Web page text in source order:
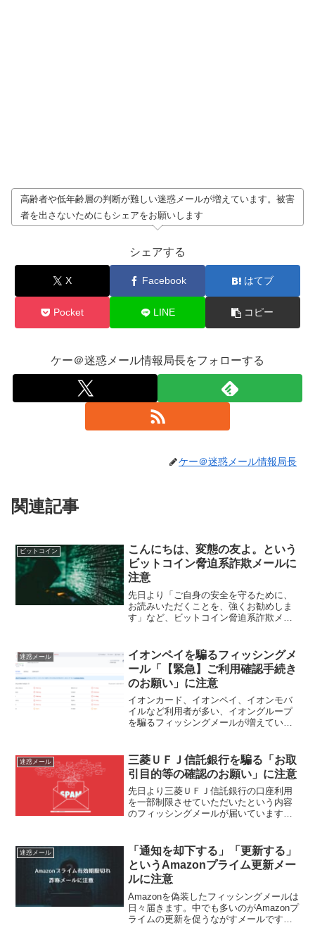
高齢者や低年齢層の判断が難しい迷惑メールが増えています。被害
者を出さないためにもシェアをお願いします
シェアする
X Facebook はてブ
Pocket LINE コピー
ケー＠迷惑メール情報局長をフォローする
ケー＠迷惑メール情報局長
関連記事
ビットコイン
こんにちは、変態の友よ。という
ビットコイン脅迫系詐欺メールに
注意
先日より「ご自身の安全を守るために、
お読みいただくことを、強くお勧めしま
す」など、ビットコイン脅迫系詐欺メー
最近受信した「Re:」というメールについ
て紹介したいと思いま...
迷惑メール
イオンペイを騙るフィッシングメ
ール「【緊急】ご利用確認手続き
のお願い」に注意
イオンカード、イオンペイ、イオンモバ
イルなど利用者が多い、イオングループ
を騙るフィッシングメールが増えていま
ルについて紹介したいと思います。送信
者差出人はイオンペイ <...
迷惑メール
三菱ＵＦＪ信託銀行を騙る「お取
引目的等の確認のお願い」に注意
先日より三菱ＵＦＪ信託銀行の口座利用
を一部制限させていただいたという内容
のフィッシングメールが届いています。
記事では三菱ＵＦＪ信託銀行を騙るフィ
ッシングメールを紹介しま...
迷惑メール
「通知を却下する」「更新する」
というAmazonプライム更新メー
ルに注意
Amazonを偽装したフィッシングメールは
日々届きます。中でも多いのがAmazonプ
ライムの更新を促うながすメールです。